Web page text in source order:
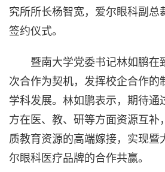
究所所长杨智宽，爱尔眼科副总
签约仪式。
暨南大学党委书记林如鹏在
次合作为契机，发挥校企合作的
学科发展。林如鹏表示，期待通
方在医、教、研等方面资源互补
质教育资源的高端嫁接，实现暨
尔眼科医疗品牌的合作共赢。